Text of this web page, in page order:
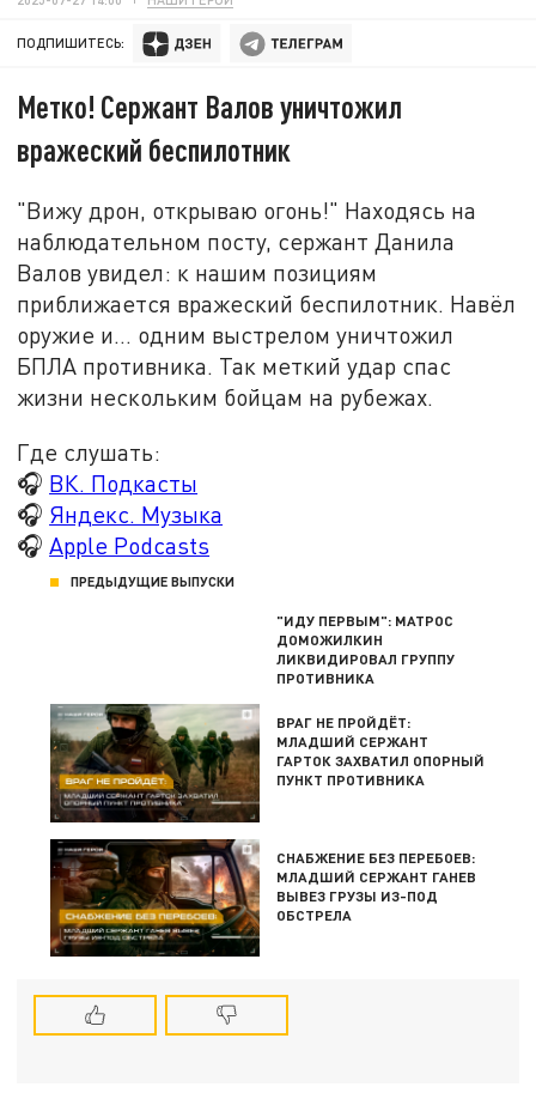
ПОДПИШИТЕСЬ:
Метко! Сержант Валов уничтожил
вражеский беспилотник
"Вижу дрон, открываю огонь!" Находясь на
наблюдательном посту, сержант Данила
Валов увидел: к нашим позициям
приближается вражеский беспилотник. Навёл
оружие и… одним выстрелом уничтожил
БПЛА противника. Так меткий удар спас
жизни нескольким бойцам на рубежах.
Где слушать:
🎧 ВК. Подкасты
🎧 Яндекс. Музыка
🎧 Apple Podcasts
ПРЕДЫДУЩИЕ ВЫПУСКИ
"ИДУ ПЕРВЫМ": МАТРОС
ДОМОЖИЛКИН
ЛИКВИДИРОВАЛ ГРУППУ
ПРОТИВНИКА
ВРАГ НЕ ПРОЙДЁТ:
МЛАДШИЙ СЕРЖАНТ
ГАРТОК ЗАХВАТИЛ ОПОРНЫЙ
ПУНКТ ПРОТИВНИКА
СНАБЖЕНИЕ БЕЗ ПЕРЕБОЕВ:
МЛАДШИЙ СЕРЖАНТ ГАНЕВ
ВЫВЕЗ ГРУЗЫ ИЗ-ПОД
ОБСТРЕЛА